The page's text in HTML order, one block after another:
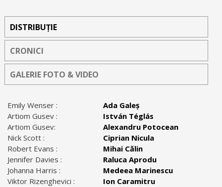
DISTRIBUȚIE
CRONICI
GALERIE FOTO & VIDEO
Emily Wenser :
Ada Galeș
Artiom Gusev :
István Téglás
Artiom Gusev:
Alexandru Potocean
Nick Scott :
Ciprian Nicula
Robert Evans :
Mihai Călin
Jennifer Davies :
Raluca Aprodu
Johanna Harris :
Medeea Marinescu
Viktor Rizenghevici :
Ion Caramitru